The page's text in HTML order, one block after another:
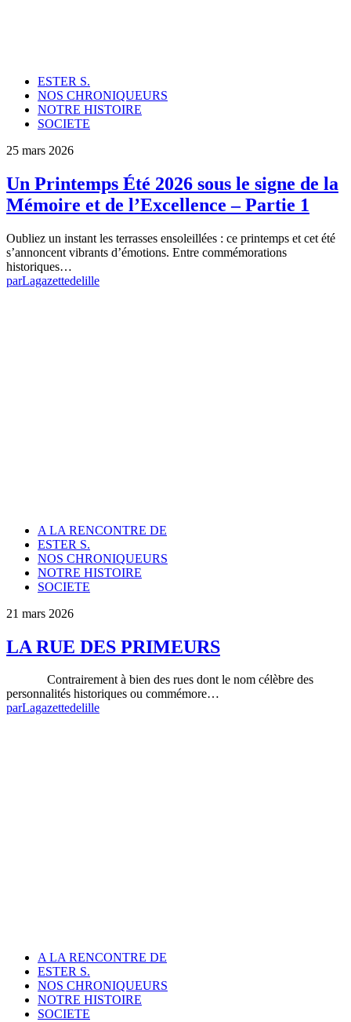
ESTER S.
NOS CHRONIQUEURS
NOTRE HISTOIRE
SOCIETE
25 mars 2026
Un Printemps Été 2026 sous le signe de la
Mémoire et de l’Excellence – Partie 1
Oubliez un instant les terrasses ensoleillées : ce printemps et cet été
s’annoncent vibrants d’émotions. Entre commémorations
historiques…
parLagazettedelille
A LA RENCONTRE DE
ESTER S.
NOS CHRONIQUEURS
NOTRE HISTOIRE
SOCIETE
21 mars 2026
LA RUE DES PRIMEURS
Contrairement à bien des rues dont le nom célèbre des
personnalités historiques ou commémore…
parLagazettedelille
A LA RENCONTRE DE
ESTER S.
NOS CHRONIQUEURS
NOTRE HISTOIRE
SOCIETE